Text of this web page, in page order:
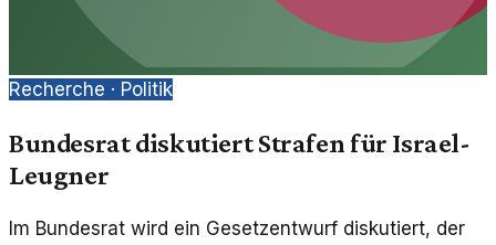
Recherche · Politik
Bundesrat diskutiert Strafen für Israel-
Leugner
Im Bundesrat wird ein Gesetzentwurf diskutiert, der